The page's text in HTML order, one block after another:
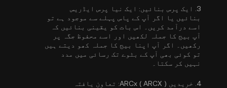
3. ایک پرس بنائیں: ایک نیا پرس ایڈریس
بنائیں یا اگر آپ کے پاس پہلے سے موجود ہے تو
اسے درآمد کریں۔ اس بات کو یقینی بنائیں کہ
آپ بیج کا جملہ لکھیں اور اسے محفوظ جگہ پر
رکھیں۔ اگر آپ اپنا بیج کا جملہ کھو دیتے ہیں
تو کوئی بھی آپ کے بٹوے تک رسائی میں مدد
نہیں کر سکتا۔
4. خریدیں ARCx ( ARCX ):
تعاون یافتہ